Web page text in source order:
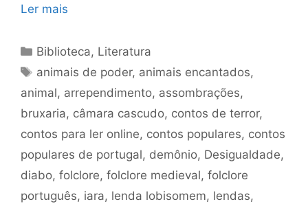
Ler mais
Categorias
Biblioteca, Literatura
Tags
animais de poder, animais encantados,
animal, arrependimento, assombrações,
bruxaria, câmara cascudo, contos de terror,
contos para ler online, contos populares, contos
populares de portugal, demônio, Desigualdade,
diabo, folclore, folclore medieval, folclore
português, iara, lenda lobisomem, lendas,